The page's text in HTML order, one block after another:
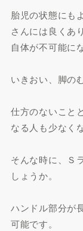
胎児の状態にも
さんには良くあ
自体が不可能に
いきおい、脚の
仕方のないこと
なる人も少なく
そんな時に、Ｓ
しょうか。
ハンドル部分が
可能です。